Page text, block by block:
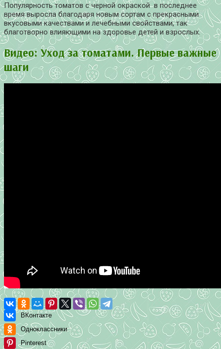
Популярность томатов с черной окраской в последнее
время выросла благодаря новым сортам с прекрасными
вкусовыми качествами и лечебными свойствами, так
благотворно влияющими на здоровье детей и взрослых.
Видео: Уход за томатами. Первые важные
шаги
ВКонтакте
Одноклассники
Pinterest